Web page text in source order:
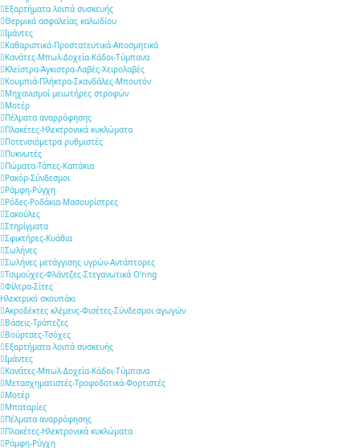
Εξαρτήματα λοιπά συσκευής
Θερμικά ασφαλείας καλωδίου
Ιμάντες
Καθαριστικά-Προστατευτικά-Αποσμητικά
Κανάτες-Μπωλ-Δοχεία-Κάδοι-Τύμπανα
Κλείστρα-Άγκιστρα-Λαβές-Χειρολαβές
Κουμπιά-Πλήκτρα-Σκανδάλες-Μπουτόν
Μηχανισμοί μειωτήρες στροφών
Μοτέρ
Πέλματα αναρρόφησης
Πλακέτες-Ηλεκτρονικά κυκλώματα
Ποτενσιόμετρα ρυθμιστές
Πυκνωτές
Πώματα-Τάπες-Καπάκια
Ρακόρ-Σύνδεσμοι
Ράμφη-Ρύγχη
Ρόδες-Ροδάκια-Μασουρίστρες
Σακούλες
Στηρίγματα
Σφικτήρες-Κυάθια
Σωλήνες
Σωλήνες μετάγγισης υγρών-Αντάπτορες
Τσιμούχες-Φλάντζες-Στεγανωτικά O'ring
Φίλτρα-Σίτες
Ηλεκτρικό σκουπάκι
Ακροδέκτες κλέμενς-Φισέτες-Σύνδεσμοι αγωγών
Βάσεις-Τράπεζες
Βούρτσες-Τσόχες
Εξαρτήματα λοιπά συσκευής
Ιμάντες
Κανάτες-Μπωλ-Δοχεία-Κάδοι-Τύμπανα
Μετασχηματιστές-Τροφοδοτικά-Φορτιστές
Μοτέρ
Μπαταρίες
Πέλματα αναρρόφησης
Πλακέτες-Ηλεκτρονικά κυκλώματα
Ράμφη-Ρύγχη